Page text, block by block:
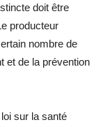
doit être
producteur
nombre de
et de la prévention
sur la santé